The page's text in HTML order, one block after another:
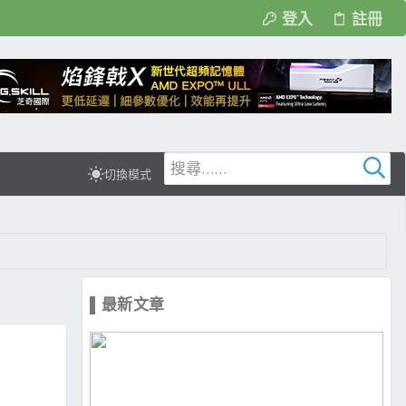
登入 註冊
切換模式
▌最新文章